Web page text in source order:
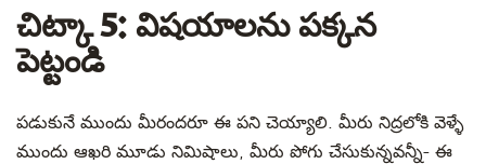
చిట్కా 5: విషయాలను పక్కన
పెట్టండి
పడుకునే ముందు మీరందరూ ఈ పని చెయ్యాలి. మీరు నిద్రలోకి వెళ్ళే
ముందు ఆఖరి మూడు నిమిషాలు, మీరు పోగు చేసుకున్నవన్నీ- ఈ